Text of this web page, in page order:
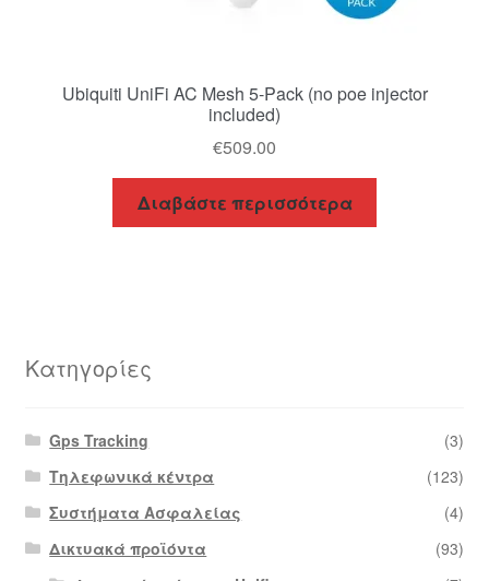
Ubiquiti UniFi AC Mesh 5-Pack (no poe injector
included)
€509.00
Διαβάστε περισσότερα
Κατηγορίες
Gps Tracking
(3)
Τηλεφωνικά κέντρα
(123)
Συστήματα Ασφαλείας
(4)
Δικτυακά προϊόντα
(93)